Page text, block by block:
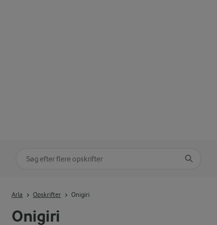
Onigiri
Arla Opskrifter Onigiri
Søg på kategori